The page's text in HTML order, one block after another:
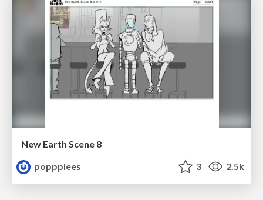
New Earth Scene 8
popppiees
3 2.5k